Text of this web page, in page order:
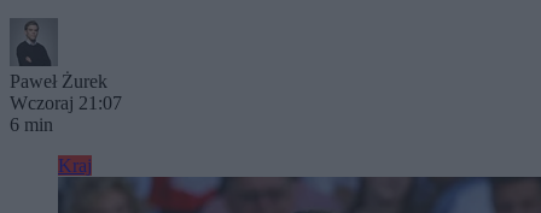
Paweł Żurek
Wczoraj 21:07
6 min
Kraj